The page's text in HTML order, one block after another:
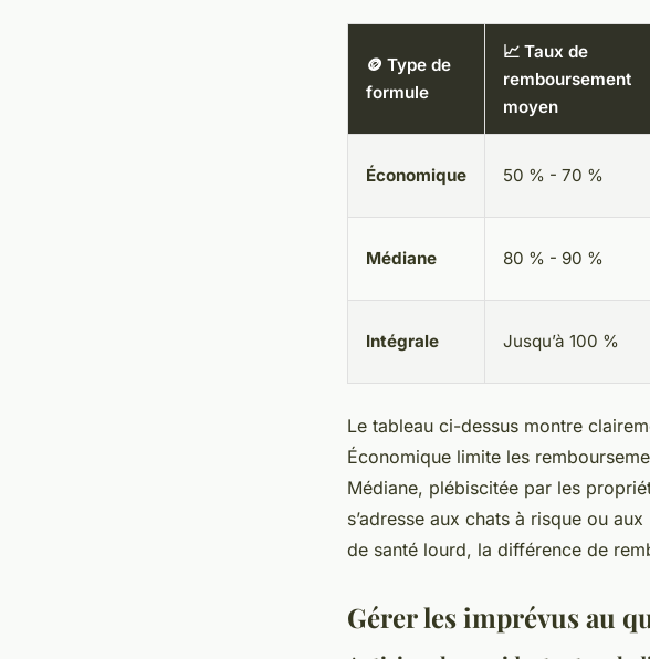
🪙 Type de
formule
📈 Taux de
remboursement
moyen
Économique 50 % - 70 %
Médiane 80 % - 90 %
Intégrale Jusqu’à 100 %
Le tableau ci-dessus montre
Économique limite les
Médiane, plébiscitée par les
s’adresse aux chats à risque ou
de santé lourd, la différence de
Gérer les imprévus au